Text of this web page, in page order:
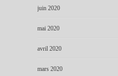
juin 2020
mai 2020
avril 2020
mars 2020